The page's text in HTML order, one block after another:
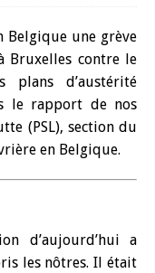
Belgique une grève
Bruxelles contre le
plans d’austérité
le rapport de nos
(PSL), section du
en Belgique.
d’aujourd’hui a
les nôtres. Il était